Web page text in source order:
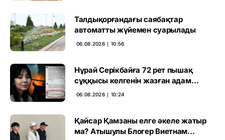
Талдықорғандағы саябақтар
автоматты жүйемен суарылады
06.08.2026 ∣ 10:56
Нұрай Серікбайға 72 рет пышақ
сұққысы келгенін жазған адам
ұсталды
06.08.2026 ∣ 10:24
Қайсар Қамзаны елге әкеле жатыр
ма? Атышулы Блогер Виетнам